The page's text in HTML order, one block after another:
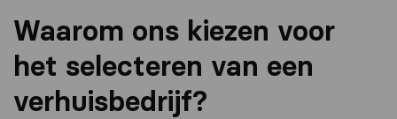
Waarom ons kiezen voor
het selecteren van een
verhuisbedrijf?